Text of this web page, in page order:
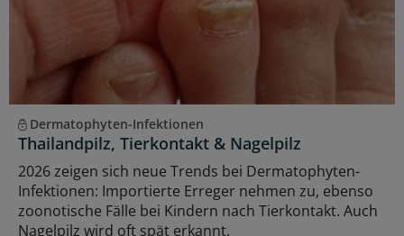
Dermatophyten-Infektionen
Thailandpilz, Tierkontakt & Nagelpilz
2026 zeigen sich neue Trends bei Dermatophyten-
Infektionen: Importierte Erreger nehmen zu, ebenso
zoonotische Fälle bei Kindern nach Tierkontakt. Auch
Nagelpilz wird oft spät erkannt.